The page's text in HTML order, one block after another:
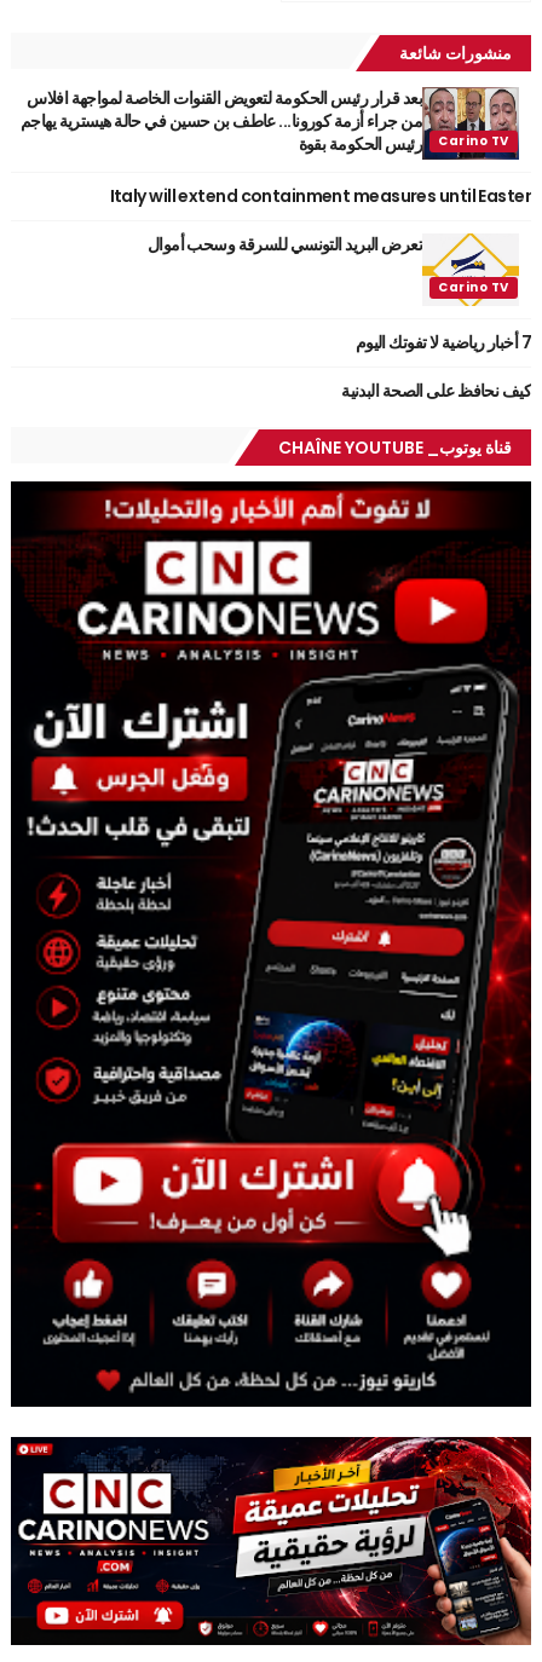
منشورات شائعة
بعد قرار رئيس الحكومة لتعويض القنوات الخاصة لمواجهة افلاس
من جراء أزمة كورونا... عاطف بن حسين في حالة هيسترية يهاجم
رئيس الحكومة بقوة
Italy will extend containment measures until Easter
تعرض البريد التونسي للسرقة وسحب أموال
7 أخبار رياضية لا تفوتك اليوم
كيف نحافظ على الصحة البدنية
قناة يوتوب_ CHAÎNE YOUTUBE